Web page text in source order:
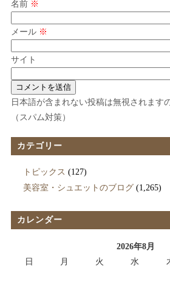
名前 ※
メール ※
サイト
日本語が含まれない投稿は無視されます
（スパム対策）
カテゴリー
トピックス (127)
美容室・シュエットのブログ(1,265)
カレンダー
2026年8月
日
月 火 水